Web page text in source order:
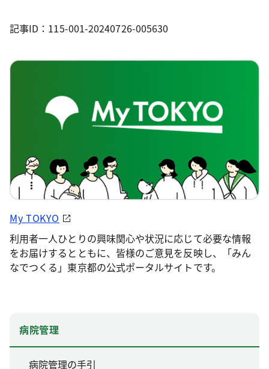
記事ID：115-001-20240726-005630
My TOKYO
利用者一人ひとりの興味関心や状況に応じて必要な情報
をお届けするとともに、皆様のご意見を反映し、「みん
なでつくる」東京都の公式ポータルサイトです。
病院管理
病院管理の手引